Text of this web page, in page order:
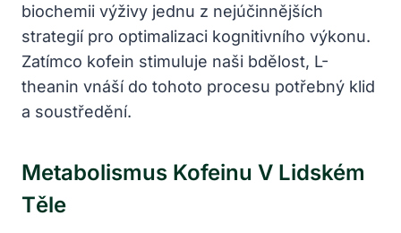
biochemii výživy jednu z nejúčinnějších
strategií pro optimalizaci kognitivního výkonu.
Zatímco kofein stimuluje naši bdělost, L-
theanin vnáší do tohoto procesu potřebný klid
a soustředění.
Metabolismus Kofeinu V Lidském
Těle